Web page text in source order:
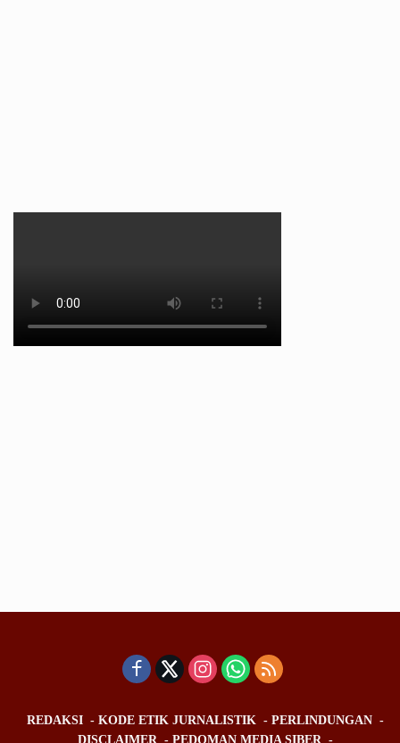
REDAKSI KODE ETIK JURNALISTIK
PERLINDUNGAN
DISCLAIMER
PEDOMAN MEDIA SIBER